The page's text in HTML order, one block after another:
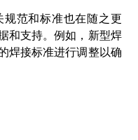
规范和标准也在随之更
和支持。例如，新型焊
焊接标准进行调整以确